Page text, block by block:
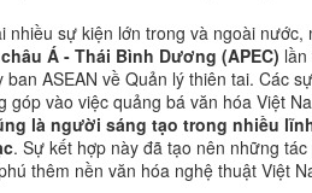
nhiều sự kiện lớn trong và ngoài
Á - Thái Bình Dương (APEC)
ban ASEAN về Quản lý thiên tai. Các
góp vào việc quảng bá văn hóa Việt
là người sáng tạo trong nhiều
. Sự kết hợp này đã tạo nên những
thêm nền văn hóa nghệ thuật Việt